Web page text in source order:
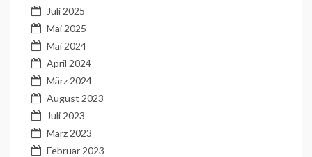
Juli 2025
Mai 2025
Mai 2024
April 2024
März 2024
August 2023
Juli 2023
März 2023
Februar 2023